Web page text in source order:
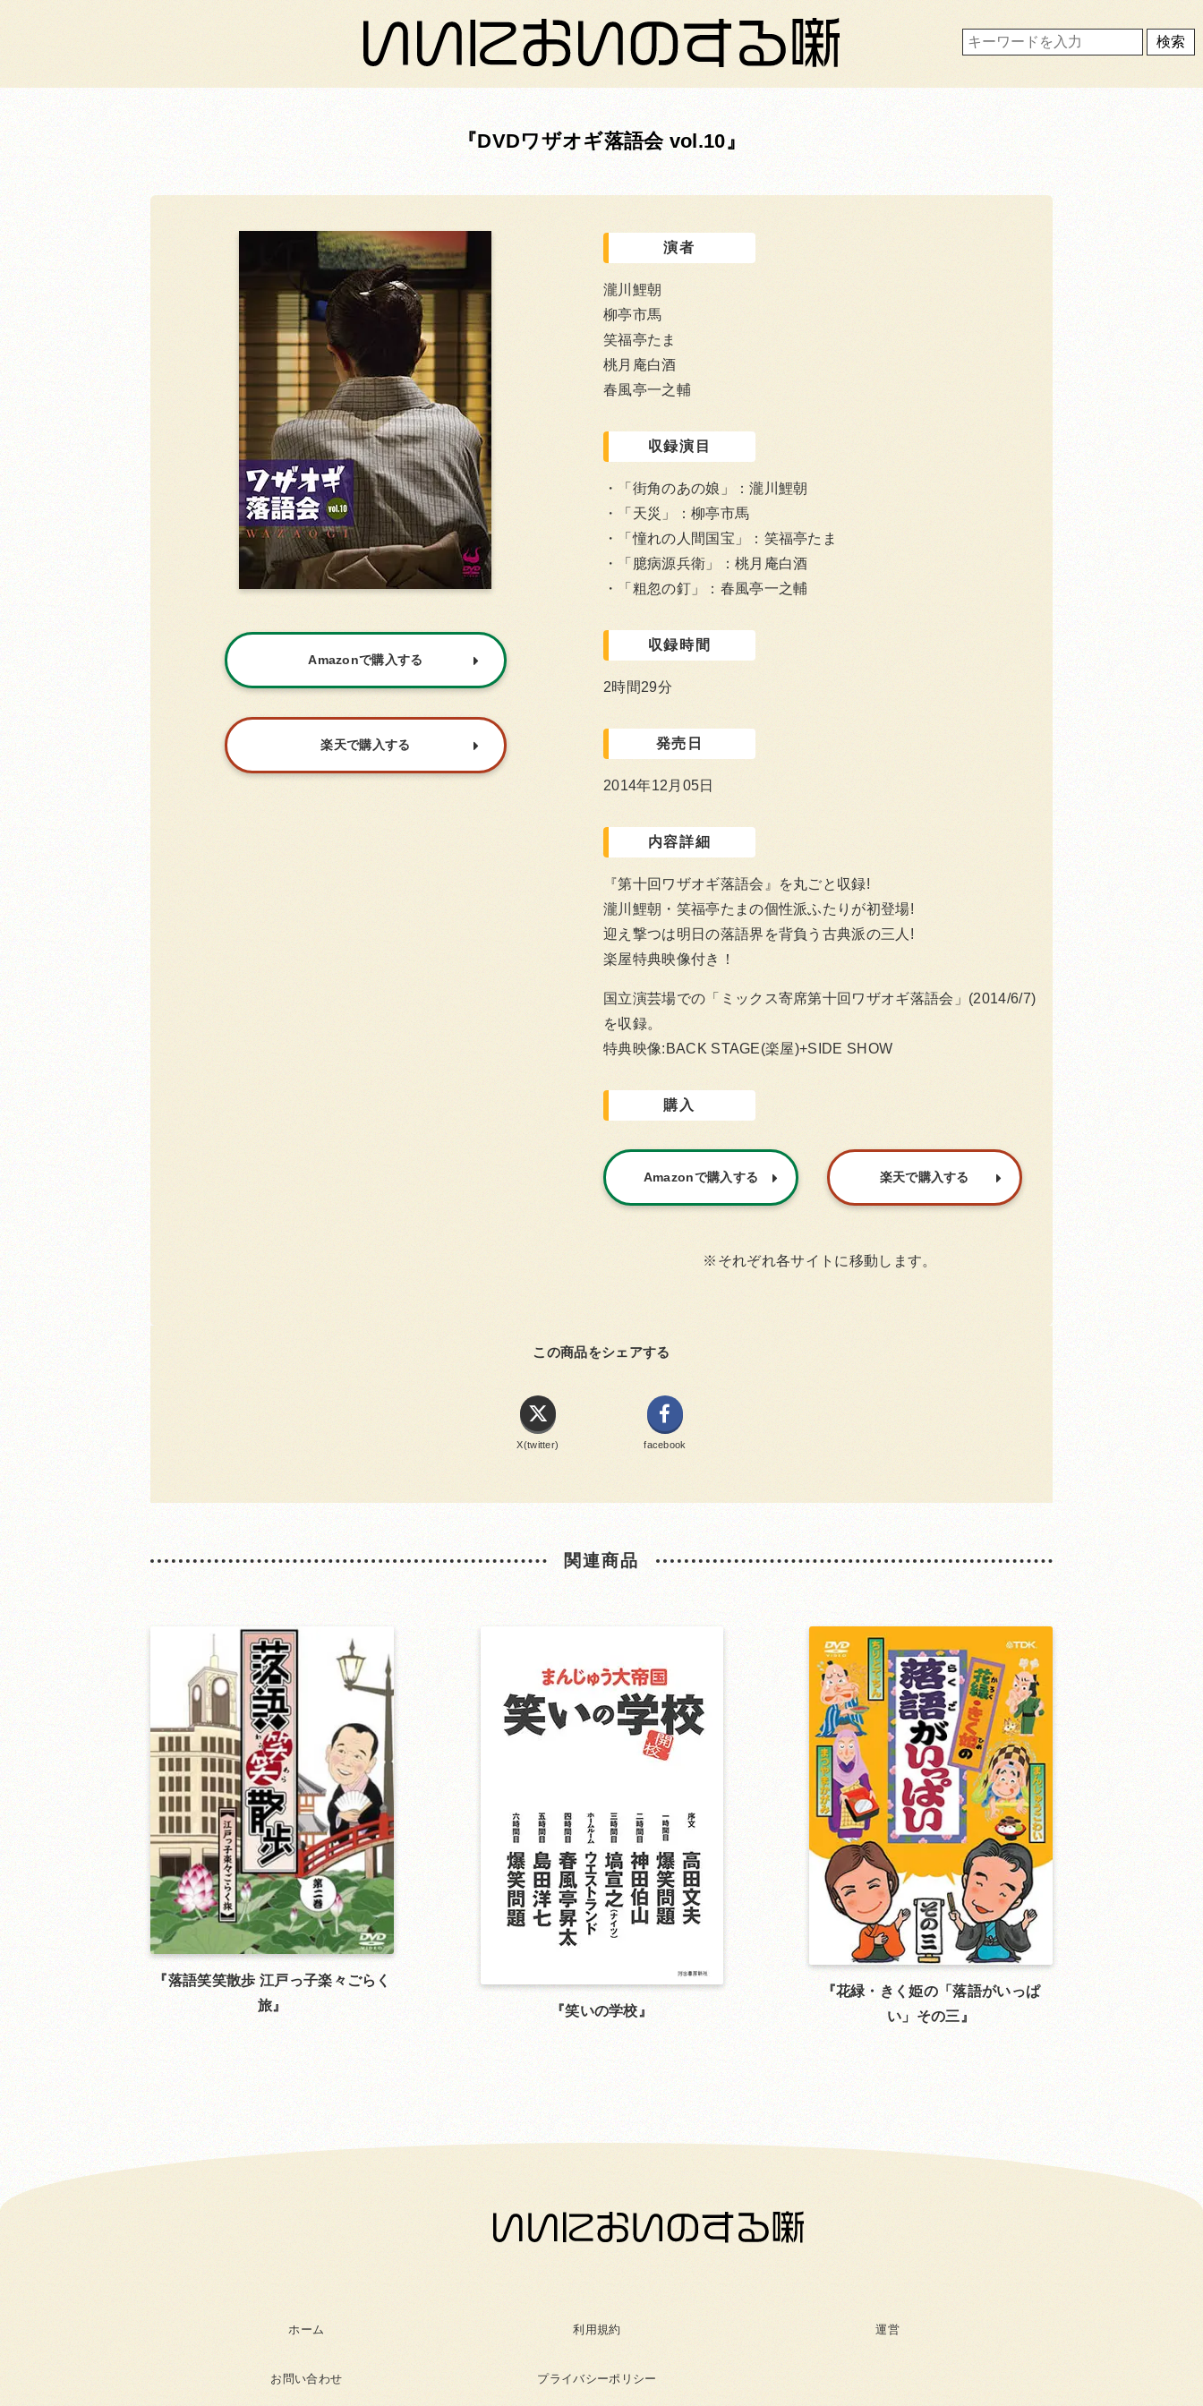
DVDワザオギ落語会 vol.10
演者
瀧川鯉朝
柳亭市馬
笑福亭たま
桃月庵白酒
春風亭一之輔
収録演目
「街角のあの娘」：瀧川鯉朝
「天災」：柳亭市馬
「憧れの人間国宝」：笑福亭たま
「臆病源兵衛」：桃月庵白酒
「粗忽の釘」：春風亭一之輔
収録時間
2時間29分
発売日
2014年12月05日
内容詳細
『第十回ワザオギ落語会』を丸ごと収録!
瀧川鯉朝・笑福亭たまの個性派ふたりが初登場!
迎え撃つは明日の落語界を背負う古典派の三人!
楽屋特典映像付き！
国立演芸場での「ミックス寄席第十回ワザオギ落語会」(2014/6/7)
を収録。
特典映像:BACK STAGE(楽屋)+SIDE SHOW
購入
Amazonで購入する 楽天で購入する
※それぞれ各サイトに移動します。
Amazonで購入する
楽天で購入する
この商品をシェアする
X(twitter) facebook
関連商品
落語笑笑散歩 江戸っ子楽々ごらく
旅
笑いの学校
花緑・きく姫の「落語がいっぱ
い」その三
ホーム 利用規約 運営
お問い合わせ プライバシーポリシー